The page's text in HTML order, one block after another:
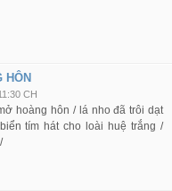
HÔN
CH
hoàng hôn / lá nho đã trôi dạt
tím hát cho loài huệ trắng /